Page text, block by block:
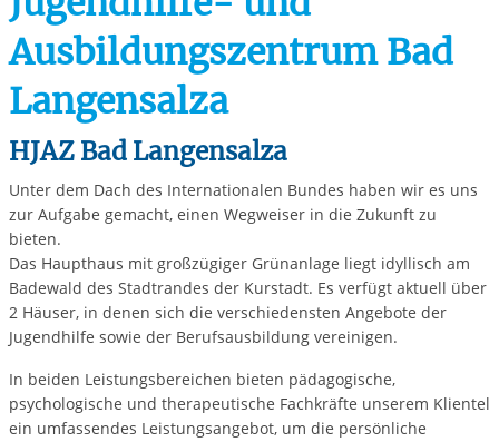
Ausbildungszentrum Bad
Langensalza
HJAZ Bad Langensalza
Unter dem Dach des Internationalen Bundes haben wir es uns
zur Aufgabe gemacht, einen Wegweiser in die Zukunft zu
bieten.
Das Haupthaus mit großzügiger Grünanlage liegt idyllisch am
Badewald des Stadtrandes der Kurstadt. Es verfügt aktuell über
2 Häuser, in denen sich die verschiedensten Angebote der
Jugendhilfe sowie der Berufsausbildung vereinigen.
In beiden Leistungsbereichen bieten pädagogische,
psychologische und therapeutische Fachkräfte unserem Klientel
ein umfassendes Leistungsangebot, um die persönliche